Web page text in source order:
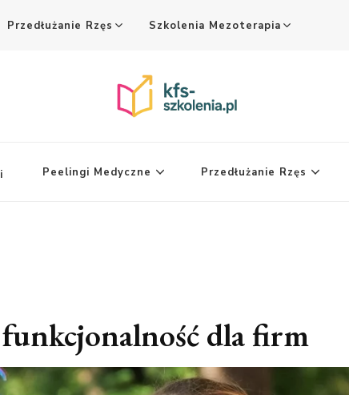
Przedłużanie Rzęs Szkolenia Mezoterapia
Peelingi Medyczne Przedłużanie Rzęs
dla firm